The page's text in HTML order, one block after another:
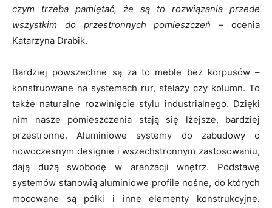
czym trzeba pamiętać, że są to rozwiązania przede
wszystkim do przestronnych pomieszczeń – ocenia
Katarzyna Drabik.
Bardziej powszechne są za to meble bez korpusów –
konstruowane na systemach rur, stelaży czy kolumn. To
także naturalne rozwinięcie stylu industrialnego. Dzięki
nim nasze pomieszczenia stają się lżejsze, bardziej
przestronne. Aluminiowe systemy do zabudowy o
nowoczesnym designie i wszechstronnym zastosowaniu,
dają dużą swobodę w aranżacji wnętrz. Podstawę
systemów stanowią aluminiowe profile nośne, do których
mocowane są półki i inne elementy konstrukcyjne.